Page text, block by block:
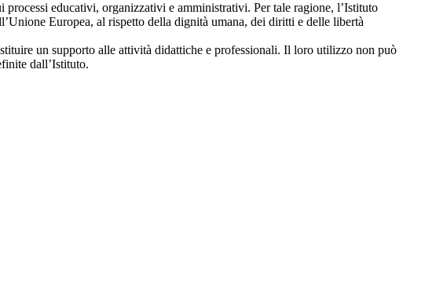
educativi, organizzativi e amministrativi. Per tale ragione, l’Istituto
Europea, al rispetto della dignità umana, dei diritti e delle libertà
un supporto alle attività didattiche e professionali. Il loro utilizzo non può
dall’Istituto.